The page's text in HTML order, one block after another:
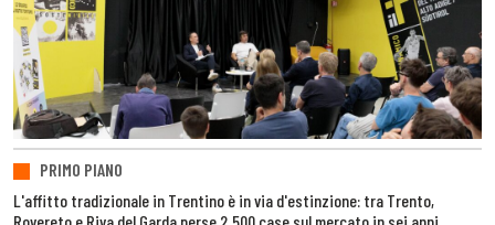
PRIMO PIANO
L'affitto tradizionale in Trentino è in via d'estinzione: tra Trento,